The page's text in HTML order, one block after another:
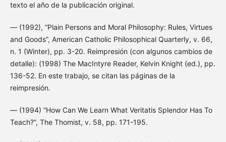
texto el año de la publicación original.
— (1992), “Plain Persons and Moral Philosophy: Rules, Virtues
and Goods”, American Catholic Philosophical Quarterly, v. 66,
n. 1 (Winter), pp. 3-20. Reimpresión (con algunos cambios de
detalle): (1998) The MacIntyre Reader, Kelvin Knight (ed.), pp.
136-52. En este trabajo, se citan las páginas de la
reimpresión.
— (1994) “How Can We Learn What Veritatis Splendor Has To
Teach?”, The Thomist, v. 58, pp. 171-195.